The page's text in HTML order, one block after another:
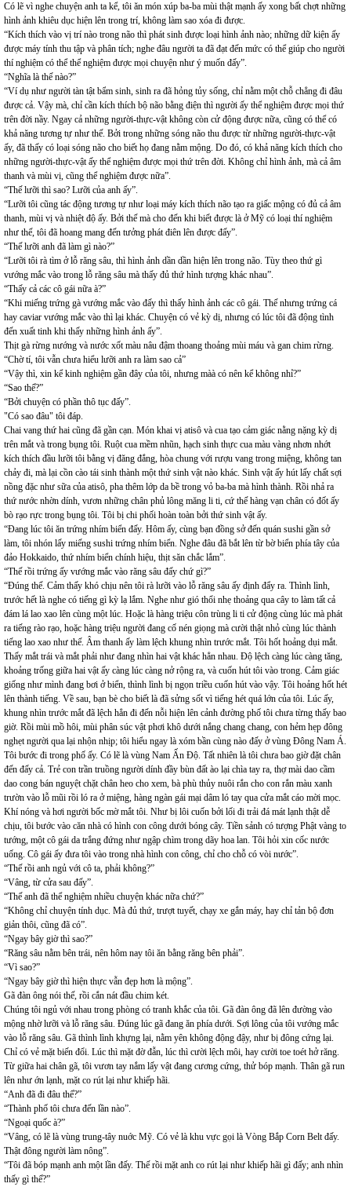
Có lẽ vì nghe chuyện anh ta kể, tôi ăn món xúp ba-ba mùi thật mạnh ấy xong bất chợt những
hình ảnh khiêu dục hiện lên trong trí, không làm sao xóa đi được.
“Kích thích vào vị trí nào trong não thì phát sinh được loại hình ảnh nào; những dữ kiện ấy
được máy tính thu tập và phân tích; nghe đâu người ta đã đạt đến mức có thể giúp cho người
thí nghiệm có thể thể nghiệm được mọi chuyện như ý muốn đấy”.
“Nghĩa là thế nào?”
“Ví dụ như người tàn tật bẩm sinh, sinh ra đã hỏng tủy sống, chỉ nằm một chỗ chẳng đi đâu
được cả. Vậy mà, chỉ cần kích thích bộ não bằng điện thì người ấy thể nghiệm được mọi thứ
trên đời nầy. Ngay cả những người-thực-vật không còn cử động được nữa, cũng có thể có
khả năng tương tự như thế. Bởi trong những sóng não thu được từ những người-thực-vật
ấy, đã thấy có loại sóng não cho biết họ đang nằm mộng. Do đó, có khả năng kích thích cho
những người-thực-vật ấy thể nghiệm được mọi thứ trên đời. Không chỉ hình ảnh, mà cả âm
thanh và mùi vị, cũng thể nghiệm được nữa”.
“Thế lưỡi thì sao? Lưỡi của anh ấy”.
“Lưỡi tôi cũng tác động tương tự như loại máy kích thích não tạo ra giấc mộng có đủ cả âm
thanh, mùi vị và nhiệt độ ấy. Bởi thế mà cho đến khi biết được là ở Mỹ có loại thí nghiệm
như thế, tôi đã hoang mang đến tưởng phát điên lên được đấy”.
“Thế lưỡi anh đã làm gì nào?”
“Lưỡi tôi rà tìm ở lỗ răng sâu, thì hình ảnh dần dần hiện lên trong não. Tùy theo thứ gì
vướng mắc vào trong lỗ răng sâu mà thấy đủ thứ hình tượng khác nhau”.
“Thấy cả các cô gái nữa à?”
“Khi miếng trứng gà vướng mắc vào đấy thì thấy hình ảnh các cô gái. Thế nhưng trứng cá
hay caviar vướng mắc vào thì lại khác. Chuyện có vẻ kỳ dị, nhưng có lúc tôi đã động tình
đến xuất tinh khi thấy những hình ảnh ấy”.
Thịt gà rừng nướng và nước xốt màu nâu đậm thoang thoảng mùi máu và gan chim rừng.
“Chờ tí, tôi vẫn chưa hiểu lưỡi anh ra làm sao cả”
“Vậy thì, xin kể kinh nghiệm gần đây của tôi, nhưng màà có nên kể không nhỉ?”
“Sao thế?”
“Bởi chuyện có phần thô tục đấy”.
"Có sao đâu" tôi đáp.
Chai vang thứ hai cũng đã gần cạn. Món khai vị atisô và cua tạo cảm giác nằng nặng kỳ dị
trên mắt và trong bụng tôi. Ruột cua mềm nhũn, hạch sinh thực cua màu vàng nhơn nhớt
kích thích đầu lưỡi tôi bằng vị đăng đắng, hòa chung với rượu vang trong miệng, không tan
chảy đi, mà lại cồn cào tái sinh thành một thứ sinh vật nào khác. Sinh vật ấy hút lấy chất sợi
nồng đặc như sữa của atisô, pha thêm lớp da bề trong vỏ ba-ba mà hình thành. Rồi nhả ra
thứ nước nhờn dính, vươn những chân phủ lông măng li ti, cứ thế hàng vạn chân có đốt ấy
bò rạo rực trong bụng tôi. Tôi bị chi phối hoàn toàn bởi thứ sinh vật ấy.
“Đang lúc tôi ăn trứng nhím biển đấy. Hôm ấy, cùng bạn đồng sở đến quán sushi gần sở
làm, tôi nhón lấy miếng sushi trứng nhím biển. Nghe đâu đã bắt lên từ bờ biển phía tây của
đảo Hokkaido, thứ nhím biển chính hiệu, thịt săn chắc lắm”.
“Thế rồi trứng ấy vướng mắc vào răng sâu đấy chứ gì?”
“Đúng thế. Cảm thấy khó chịu nên tôi rà lưỡi vào lỗ răng sâu ấy định đẩy ra. Thình lình,
trước hết là nghe có tiếng gì kỳ lạ lắm. Nghe như gió thổi nhẹ thoảng qua cây to làm tất cả
đám lá lao xao lên cùng một lúc. Hoặc là hàng triệu côn trùng li ti cử động cùng lúc mà phát
ra tiếng rào rạo, hoặc hàng triệu người đang cố nén giọng mà cười thật nhỏ cùng lúc thành
tiếng lao xao như thế. Âm thanh ấy làm lệch khung nhìn trước mắt. Tôi hốt hoảng dụi mắt.
Thấy mắt trái và mắt phải như đang nhìn hai vật khác hẳn nhau. Độ lệch càng lúc càng tăng,
khoảng trống giữa hai vật ấy càng lúc càng nở rộng ra, và cuốn hút tôi vào trong. Cảm giác
giống như mình đang bơi ở biển, thình lình bị ngọn triều cuốn hút vào vậy. Tôi hoảng hốt hét
lên thành tiếng. Về sau, bạn bè cho biết là đã sửng sốt vì tiếng hét quá lớn của tôi. Lúc ấy,
khung nhìn trước mắt đã lệch hẳn đi đến nỗi hiện lên cảnh đường phố tôi chưa từng thấy bao
giờ. Rồi mùi mồ hôi, mùi phân súc vật phơi khô dưới nắng chang chang, con hẻm hẹp đông
nghẹt người qua lại nhộn nhịp; tôi hiểu ngay là xóm bần cùng nào đấy ở vùng Đông Nam Á.
Tôi bước đi trong phố ấy. Có lẽ là vùng Nam Ấn Độ. Tất nhiên là tôi chưa bao giờ đặt chân
đến đấy cả. Trẻ con trần truồng người dính đầy bùn đất ào lại chìa tay ra, thợ mài dao cầm
dao cong bán nguyệt chặt chân heo cho xem, bà phù thủy nuôi rắn cho con rắn màu xanh
trườn vào lỗ mũi rồi ló ra ở miệng, hàng ngàn gái mại dâm ló tay qua cửa mắt cáo mời mọc.
Khí nóng và hơi người bốc mờ mắt tôi. Như bị lôi cuốn bởi lối đi trải đá mát lạnh thật dễ
chịu, tôi bước vào căn nhà có hình con công dưới bóng cây. Tiền sảnh có tượng Phật vàng to
tướng, một cô gái da trắng đứng như ngập chìm trong dãy hoa lan. Tôi hỏi xin cốc nước
uống. Cô gái ấy đưa tôi vào trong nhà hình con công, chỉ cho chỗ có vòi nước”.
“Thế rồi anh ngủ với cô ta, phải không?”
“Vâng, từ cửa sau đấy”.
“Thế anh đã thể nghiệm nhiều chuyện khác nữa chứ?”
“Không chỉ chuyện tính dục. Mà đủ thứ, trượt tuyết, chạy xe gắn máy, hay chỉ tản bộ đơn
giản thôi, cũng đã có”.
“Ngay bây giờ thì sao?”
“Răng sâu nằm bên trái, nên hôm nay tôi ăn bằng răng bên phải”.
“Vì sao?”
“Ngay bây giờ thì hiện thực vẫn đẹp hơn là mộng”.
Gã đàn ông nói thế, rồi cắn nát đầu chim két.
Chúng tôi ngủ với nhau trong phòng có tranh khắc của tôi. Gã đàn ông đã lên đường vào
mộng nhờ lưỡi và lỗ răng sâu. Đúng lúc gã đang ăn phía dưới. Sợi lông của tôi vướng mắc
vào lỗ răng sâu. Gã thình lình khựng lại, nằm yên không động đậy, như bị đông cứng lại.
Chỉ có vẻ mặt biến đổi. Lúc thì mặt đờ đẫn, lúc thì cười lệch môi, hay cười toe toét hở răng.
Từ giữa hai chân gã, tôi vươn tay nắm lấy vật đang cương cứng, thử bóp mạnh. Thân gã run
lên như ớn lạnh, mặt co rút lại như khiếp hãi.
“Anh đã đi đâu thế?”
“Thành phố tôi chưa đến lần nào”.
“Ngoại quốc à?”
“Vâng, có lẽ là vùng trung-tây nuớc Mỹ. Có vẻ là khu vực gọi là Vòng Bắp Corn Belt đấy.
Thật đông người làm nông”.
“Tôi đã bóp mạnh anh một lần đấy. Thế rồi mặt anh co rút lại như khiếp hãi gì đấy; anh nhìn
thấy gì thế?”